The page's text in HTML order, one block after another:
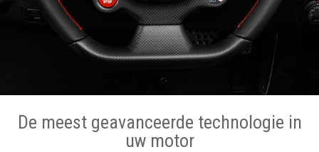
De meest geavanceerde technologie in
uw motor